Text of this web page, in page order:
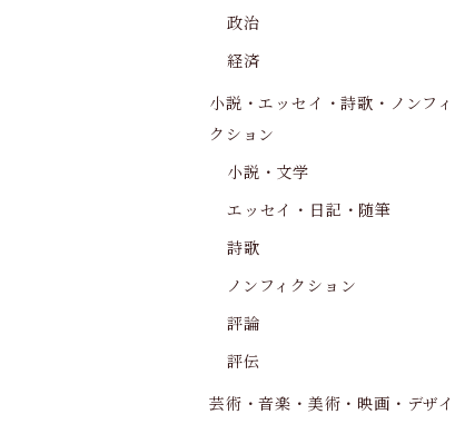
政治
経済
小説・エッセイ・詩歌・ノンフィ
クション
小説・文学
エッセイ・日記・随筆
詩歌
ノンフィクション
評論
評伝
芸術・音楽・美術・映画・デザイ